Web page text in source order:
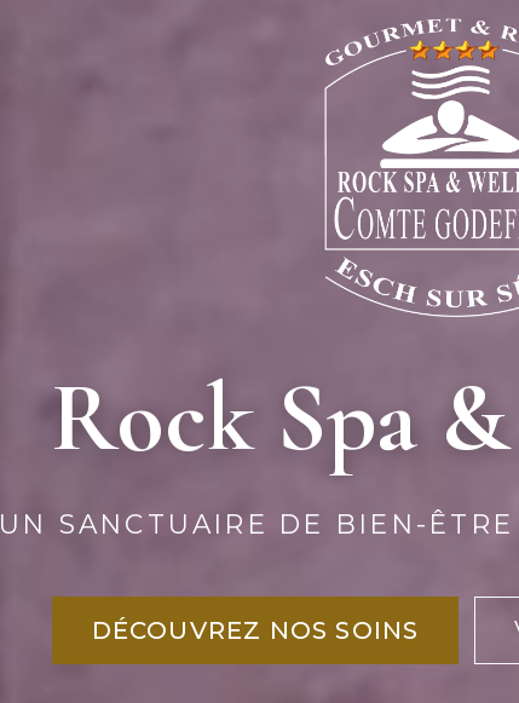
Rock Spa
UN SANCTUAIRE DE BIEN-
DÉCOUVREZ NOS SOINS